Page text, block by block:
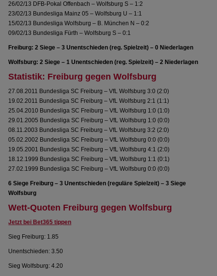
26/02/13 DFB-Pokal Offenbach – Wolfsburg S – 1:2
23/02/13 Bundesliga Mainz 05 – Wolfsburg U – 1:1
15/02/13 Bundesliga Wolfsburg – B. München N – 0:2
09/02/13 Bundesliga Fürth – Wolfsburg S – 0:1
Freiburg: 2 Siege – 3 Unentschieden (reg. Spielzeit) – 0 Niederlagen
Wolfsburg: 2 Siege – 1 Unentschieden (reg. Spielzeit) – 2 Niederlagen
Statistik: Freiburg gegen Wolfsburg
27.08.2011 Bundesliga SC Freiburg – VfL Wolfsburg 3:0 (2:0)
19.02.2011 Bundesliga SC Freiburg – VfL Wolfsburg 2:1 (1:1)
25.04.2010 Bundesliga SC Freiburg – VfL Wolfsburg 1:0 (1:0)
29.01.2005 Bundesliga SC Freiburg – VfL Wolfsburg 1:0 (0:0)
08.11.2003 Bundesliga SC Freiburg – VfL Wolfsburg 3:2 (2:0)
05.02.2002 Bundesliga SC Freiburg – VfL Wolfsburg 0:0 (0:0)
19.05.2001 Bundesliga SC Freiburg – VfL Wolfsburg 4:1 (2:0)
18.12.1999 Bundesliga SC Freiburg – VfL Wolfsburg 1:1 (0:1)
27.02.1999 Bundesliga SC Freiburg – VfL Wolfsburg 0:0 (0:0)
6 Siege Freiburg – 3 Unentschieden (reguläre Spielzeit) – 3 Siege
Wolfsburg
Wett-Quoten Freiburg gegen Wolfsburg
Jetzt bei Bet365 tippen
Sieg Freiburg: 1.85
Unentschieden: 3.50
Sieg Wolfsburg: 4.20